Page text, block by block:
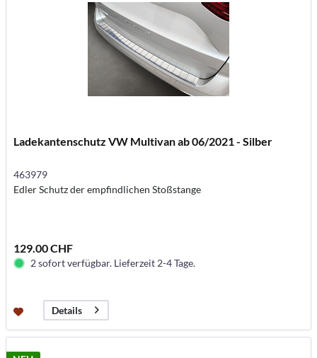
Ladekantenschutz VW Multivan ab 06/2021 - Silber
463979
Edler Schutz der empfindlichen Stoßstange
129.00 CHF
2 sofort verfügbar. Lieferzeit 2-4 Tage.
Details